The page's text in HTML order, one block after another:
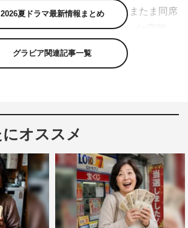
グルメを堪能していると、たまたま同席
間にか肌を重ねてしまう“グルメ×官能
トーリー。
信された第1期は、主人公・山寺を田
人妻役として、おのののか、中別府
尾まりやが出演する。
田市の「美味だれ焼き鳥（おいだれ
。日比野（武田）が仕事終わりにお目
名物の「美味だれ焼き鳥」を堪能しよ
2026夏ドラマ最新情報まとめ
グラビア関連記事一覧
オススメ